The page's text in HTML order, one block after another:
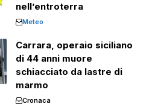
nell’entroterra
Meteo
Carrara, operaio siciliano
di 44 anni muore
schiacciato da lastre di
marmo
Cronaca